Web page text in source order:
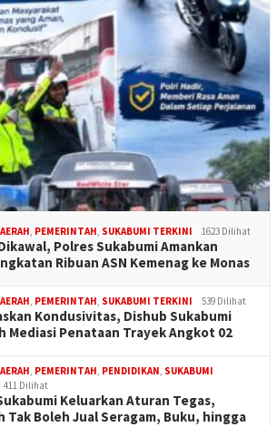
, PEMERINTAH, SUKABUMI TERKINI 1623 Dilihat
Polres Sukabumi Amankan
Ribuan ASN Kemenag ke Monas
, PEMERINTAH, SUKABUMI TERKINI 539 Dilihat
Kondusivitas, Dishub Sukabumi
Mediasi Penataan Trayek Angkot 02
, PEMERINTAH, PENDIDIKAN, SUKABUMI
411 Dilihat
Keluarkan Aturan Tegas,
Tak Boleh Jual Seragam, Buku, hingga